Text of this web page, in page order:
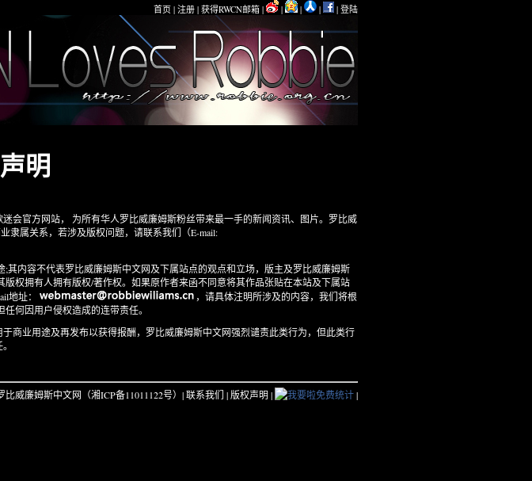
首页 | 注册 | 获得RWCN邮箱 | | | | | 登陆
明
官方网站， 为所有华人罗比威廉姆斯粉丝带来最一手的新闻资讯、图片。罗比威
隶属关系，若涉及版权问题，请联系我们（E-mail:
内容不代表罗比威廉姆斯中文网及下属站点的观点和立场，版主及罗比威廉姆斯
权拥有人拥有版权/著作权。如果原作者来函不同意将其作品张贴在本站及下属站
地址：
，请具体注明所涉及的内容，我们将根
何因用户侵权造成的连带责任。
商业用途及再发布以获得报酬，罗比威廉姆斯中文网强烈谴责此类行为，但此类行
比威廉姆斯中文网 （湘ICP备11011122号）|联系我们 |版权声明| |